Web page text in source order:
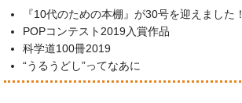
『10代のための本棚』が30号を迎えました！
POPコンテスト2019入賞作品
科学道100冊2019
“うるうどし”ってなあに